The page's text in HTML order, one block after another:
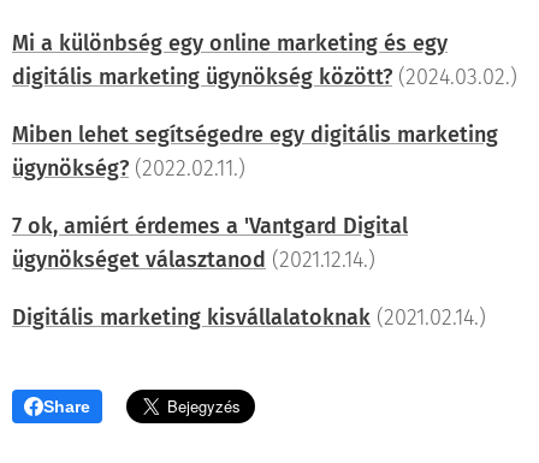
Mi a különbség egy online marketing és egy
digitális marketing ügynökség között? (2024.03.02.)
Miben lehet segítségedre egy digitális marketing
ügynökség? (2022.02.11.)
7 ok, amiért érdemes a 'Vantgard Digital
ügynökséget választanod (2021.12.14.)
Digitális marketing kisvállalatoknak (2021.02.14.)
Share